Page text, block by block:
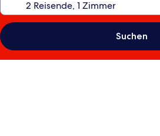
Suchen